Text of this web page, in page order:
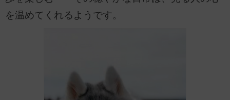
を温めてくれるようです。